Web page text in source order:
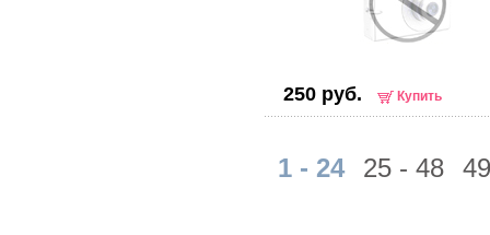
250 руб. Купить
1 - 24 25 - 48